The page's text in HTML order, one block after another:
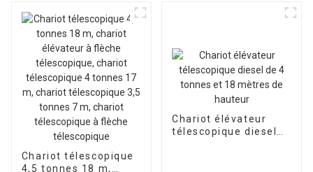
Chariot télescopique
4,5 tonnes 18 m,
Chariot élévateur
télescopique diesel